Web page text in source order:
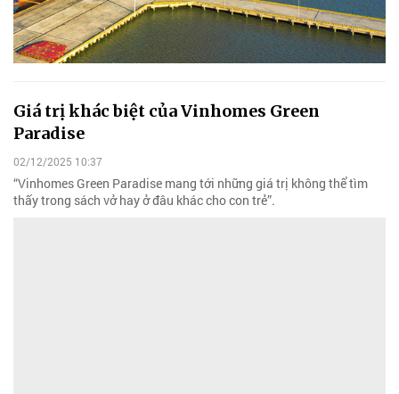
Giá trị khác biệt của Vinhomes Green
Paradise
02/12/2025 10:37
“Vinhomes Green Paradise mang tới những giá trị không thể tìm
thấy trong sách vở hay ở đâu khác cho con trẻ”.